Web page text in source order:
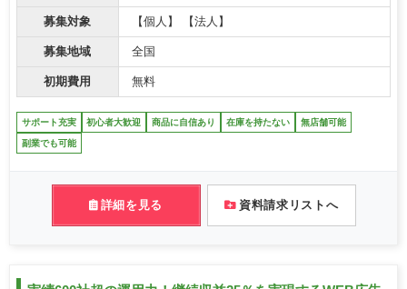
募集対象 【個人】 【法人】
募集地域 全国
初期費用 無料
サポート充実 初心者大歓迎 商品に自信あり 在庫を持たない 無店舗可能
副業でも可能
詳細を見る 資料請求リストへ